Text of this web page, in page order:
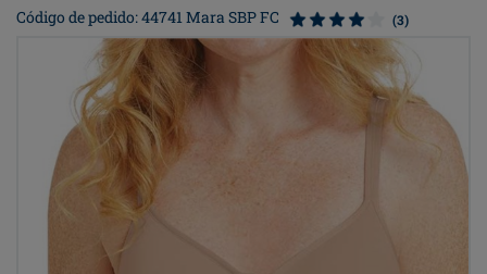
Código de pedido: 44741 Mara SBP FC (3)